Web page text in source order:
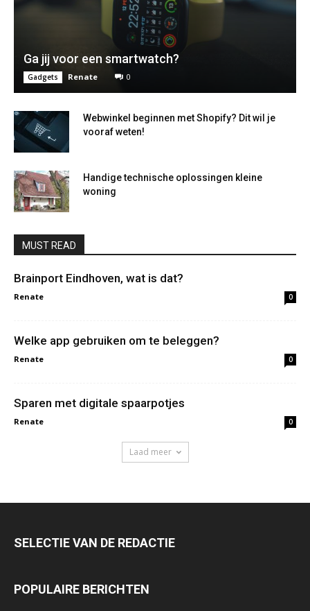
Ga jij voor een smartwatch?
Gadgets Renate 0
Webwinkel beginnen met Shopify? Dit wil je
vooraf weten!
Handige technische oplossingen kleine
woning
MUST READ
Brainport Eindhoven, wat is dat?
Renate 0
Welke app gebruiken om te beleggen?
Renate 0
Sparen met digitale spaarpotjes
Renate 0
Laad meer
SELECTIE VAN DE REDACTIE
POPULAIRE BERICHTEN